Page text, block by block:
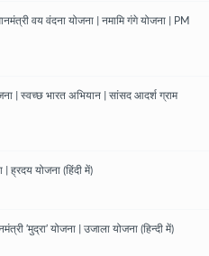
वय वंदना योजना | नमामि गंगे योजना | PM
| स्वच्छ भारत अभियान | सांसद आदर्श ग्राम
ह्रदय योजना (हिंदी में)
'मुद्रा' योजना | उजाला योजना (हिन्दी में)